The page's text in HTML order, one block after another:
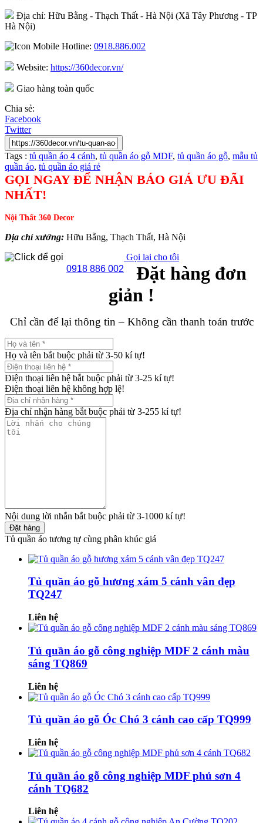
Địa chỉ: Hữu Bằng - Thạch Thất - Hà Nội (Xã Tây Phương - TP
Hà Nội)
Hotline: 0918.886.002
Website: https://360decor.vn/
Giao hàng toàn quốc
Chia sẻ:
Facebook
Twitter
Tags : tủ quần áo 4 cánh, tủ quần áo gỗ MDF, tủ quần áo gỗ, mẫu tủ
quần áo, tủ quần áo giá rẻ
GỌI NGAY ĐỂ NHẬN BÁO GIÁ ƯU ĐÃI
NHẤT!
Nội Thất 360 Decor
Địa chỉ xưởng: Hữu Bằng, Thạch Thất, Hà Nội
0918 886 002
Gọi lại cho tôi
Đặt hàng đơn
giản !
Chỉ cần để lại thông tin – Không cần thanh toán trước
Họ và tên bắt buộc phải từ 3-50 kí tự!
Điện thoại liên hệ bắt buộc phải từ 3-25 kí tự!
Điện thoại liên hệ không hợp lệ!
Địa chỉ nhận hàng bắt buộc phải từ 3-255 kí tự!
Nội dung lời nhắn bắt buộc phải từ 3-1000 kí tự!
Đặt hàng
Tủ quần áo tương tự cùng phân khúc giá
Tủ quần áo gỗ hương xám 5 cánh vân đẹp
TQ247
Liên hệ
Tủ quần áo gỗ công nghiệp MDF 2 cánh màu
sáng TQ869
Liên hệ
Tủ quần áo gỗ Óc Chó 3 cánh cao cấp TQ999
Liên hệ
Tủ quần áo gỗ công nghiệp MDF phủ sơn 4
cánh TQ682
Liên hệ